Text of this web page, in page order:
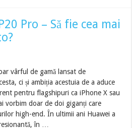
Pro – Să fie cea mai
vârful de gamă lansat de
ci și ambiția acestuia de a aduce
pentru flagshipuri ca iPhone X sau
vorbim doar de doi giganți care
high-end. În ultimii ani Huawei a
în …